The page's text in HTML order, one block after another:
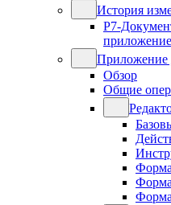
История
Р7-
Приложение
Обзор
Общие